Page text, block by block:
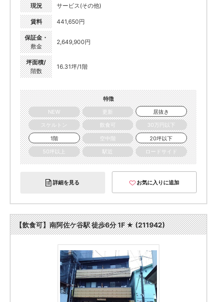
現況 サービス(その他)
賃料 441,650円
保証金・
敷金
2,649,900円
坪面積/
階数
16.31坪/1階
特徴
NEW
更新
居抜き
スケルトン
飲食可
30万円以下
1階
空中階
20坪以下
50坪以上
駅近 ロードサイド
詳細を見る お気に入りに追加
【飲食可】南阿佐ケ谷駅 徒歩6分 1F ★ (211942)